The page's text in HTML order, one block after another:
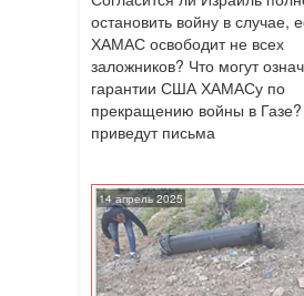
остановить войну в случае,
ХАМАС освободит не всех
заложников? Что могут
гарантии США ХАМАСу по
прекращению войны в
приведут письма
14 апрель 2025